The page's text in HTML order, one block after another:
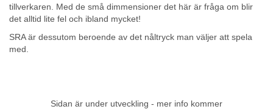
tillverkaren. Med de små dimmensioner det här är fråga om blir
det alltid lite fel och ibland mycket!
SRA är dessutom beroende av det nåltryck man väljer att spela
med.
Sidan är under utveckling - mer info kommer